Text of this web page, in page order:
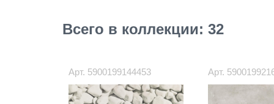
Всего в коллекции: 32
Арт. 5900199144453 Арт.